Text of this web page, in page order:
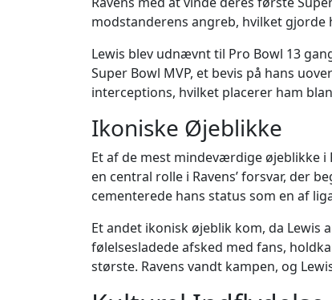
modstanderens angreb, hvilket
Lewis blev udnævnt til Pro Bowl 13
Super Bowl MVP, et bevis på hans
interceptions, hvilket placerer ham
Ikoniske Øjeblikke
Et af de mest mindeværdige øjeblikke i
en central rolle i Ravens’ forsvar, der
cementerede hans status som en af
Et andet ikonisk øjeblik kom, da Lewis
følelsesladede afsked med fans,
største. Ravens vandt kampen, og